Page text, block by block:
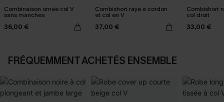
Combinaison ornée col V
sans manches
36,00 €
Combishort rayé à cordon
et col en V
37,00 €
Combishort
col droit
33,00 €
FRÉQUEMMENT ACHETÉS ENSEMBLE